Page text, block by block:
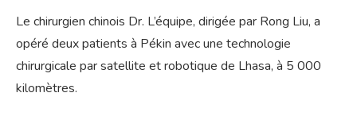
Le chirurgien chinois Dr. L’équipe, dirigée par Rong Liu, a
opéré deux patients à Pékin avec une technologie
chirurgicale par satellite et robotique de Lhasa, à 5 000
kilomètres.